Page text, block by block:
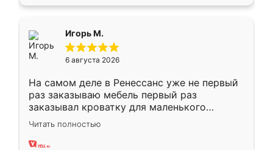
Игорь М.
6 августа 2026
На самом деле в Ренессанс уже не первый
раз заказываю мебель первый раз
заказывал кроватку для маленького
ребёнка при его рождении ,во второй раз
заказал шкаф-купе. По качеству очень
хорошее сборка достаточно быстрая,
Читать полностью